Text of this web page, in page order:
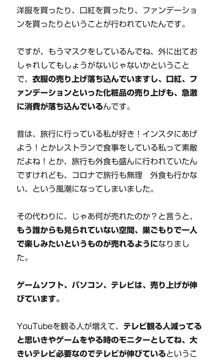
洋服を買ったり、口紅を買ったり、ファンデーショ
ンを買ったりということが行われていたんです。
ですが、もうマスクをしているんでね、外に出てお
しゃれしてもしょうがないじゃないかということ
で、衣服の売り上げ落ち込んでいますし、口紅、フ
ァンデーションといった化粧品の売り上げも、急激
に消費が落ち込んでいるんです。
昔は、旅行に行っている私が好き！インスタにあげ
よう！とかレストランで食事をしている私って素敵
だよね！とか、旅行も外食も盛んに行われていたん
ですけれども、コロナで旅行も無理 外食も行かな
い、という風潮になってしまいました。
その代わりに、じゃあ何が売れたのか？と言うと、
もう誰からも見られていない空間、巣ごもりで一人
で楽しみたいというものが売れるようになりまし
た。
ゲームソフト、パソコン、テレビは、売り上げが伸
びています。
YouTubeを観る人が増えて、 テレビ観る人減ってる
と思いきやゲームをやる時のモニターとしてね、大
きいテレビ必要なのでテレビが伸びているというこ